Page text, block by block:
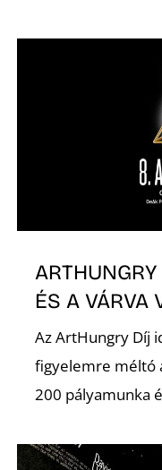
ÉS A VÁRVA
Az ArtHungry Díj
figyelemre méltó
200 pályamunka